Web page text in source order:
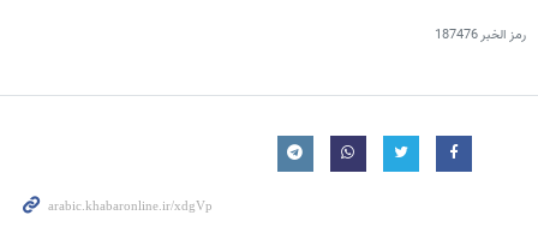
رمز الخبر187476